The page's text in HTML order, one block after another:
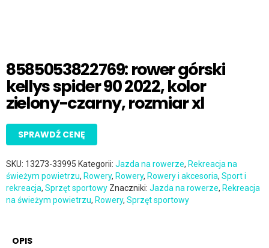
8585053822769: rower górski
kellys spider 90 2022, kolor
zielony-czarny, rozmiar xl
SPRAWDŹ CENĘ
SKU: 13273-33995 Kategorii: Jazda na rowerze, Rekreacja na
świeżym powietrzu, Rowery, Rowery, Rowery i akcesoria, Sport i
rekreacja, Sprzęt sportowy Znaczniki: Jazda na rowerze, Rekreacja
na świeżym powietrzu, Rowery, Sprzęt sportowy
OPIS